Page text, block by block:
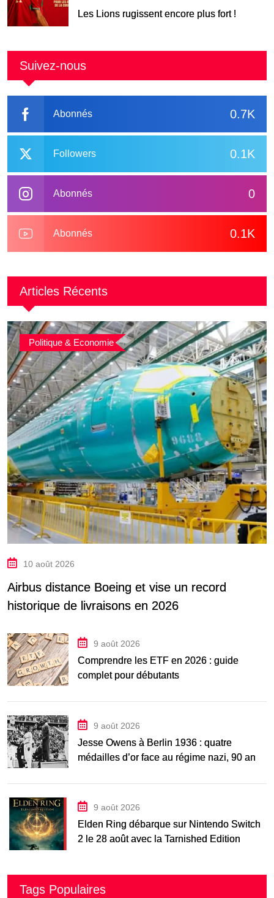
Les Lions rugissent encore plus fort !
Suivez-nous
0.7K
Abonnés
0.1K
Followers
0
Abonnés
0.1K
Abonnés
Articles Récents
Politique & Economie
10 août 2026
Airbus distance Boeing et vise un record
historique de livraisons en 2026
9 août 2026
Comprendre les ETF en 2026 : guide
complet pour débutants
9 août 2026
Jesse Owens à Berlin 1936 : quatre
médailles d’or face au régime nazi, 90 ans
9 août 2026
Elden Ring débarque sur Nintendo Switch
2 le 28 août avec la Tarnished Edition
Tags Populaires